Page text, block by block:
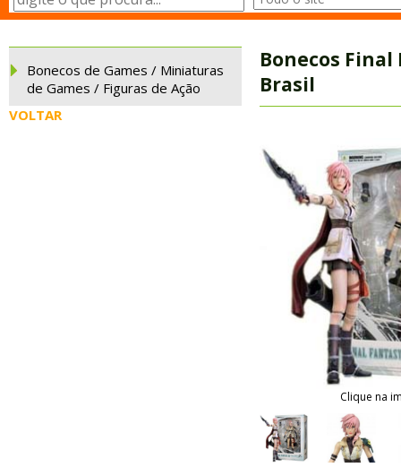
Bonecos de Games / Miniaturas
de Games / Figuras de Ação
VOLTAR
Bonecos
Brasil
Clique na